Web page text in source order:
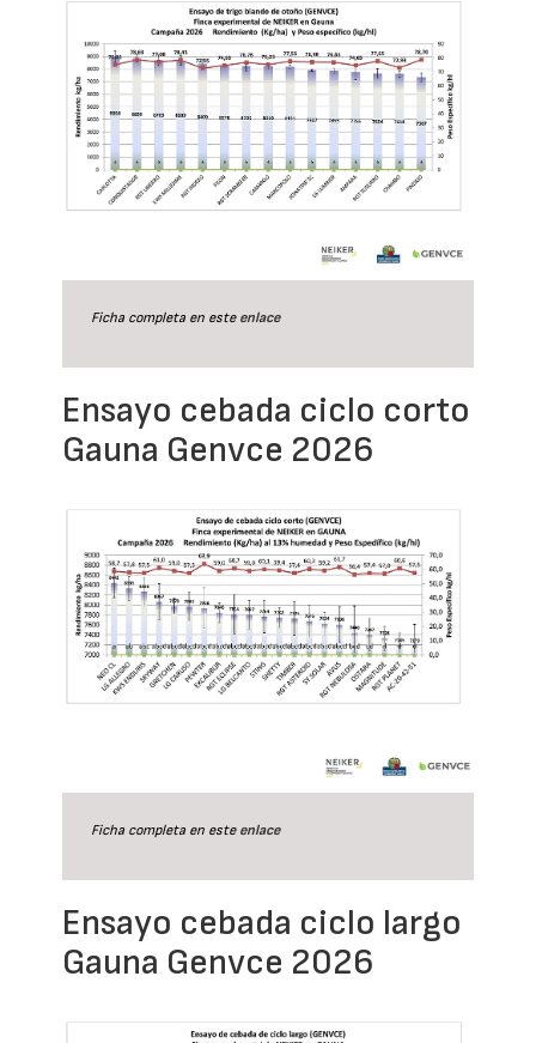
Ficha completa en este enlace
Ensayo cebada ciclo corto
Gauna Genvce 2026
Ficha completa en este enlace
Ensayo cebada ciclo largo
Gauna Genvce 2026